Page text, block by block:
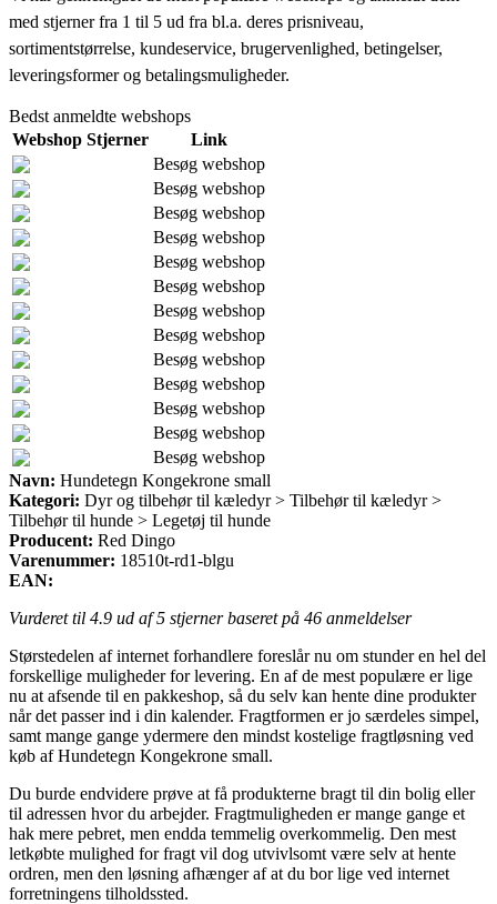
med stjerner fra 1 til 5 ud fra bl.a. deres prisniveau,
sortimentstørrelse, kundeservice, brugervenlighed, betingelser,
leveringsformer og betalingsmuligheder.
Bedst anmeldte webshops
Webshop Stjerner
Link
Besøg webshop
Besøg webshop
Besøg webshop
Besøg webshop
Besøg webshop
Besøg webshop
Besøg webshop
Besøg webshop
Besøg webshop
Besøg webshop
Besøg webshop
Besøg webshop
Besøg webshop
Navn: Hundetegn Kongekrone small
Kategori: Dyr og tilbehør til kæledyr > Tilbehør til kæledyr >
Tilbehør til hunde > Legetøj til hunde
Producent: Red Dingo
Varenummer: 18510t-rd1-blgu
EAN:
Vurderet til 4.9 ud af 5 stjerner baseret på 46 anmeldelser
Størstedelen af internet forhandlere foreslår nu om stunder en hel del
forskellige muligheder for levering. En af de mest populære er lige
nu at afsende til en pakkeshop, så du selv kan hente dine produkter
når det passer ind i din kalender. Fragtformen er jo særdeles simpel,
samt mange gange ydermere den mindst kostelige fragtløsning ved
køb af Hundetegn Kongekrone small.
Du burde endvidere prøve at få produkterne bragt til din bolig eller
til adressen hvor du arbejder. Fragtmuligheden er mange gange et
hak mere pebret, men endda temmelig overkommelig. Den mest
letkøbte mulighed for fragt vil dog utvivlsomt være selv at hente
ordren, men den løsning afhænger af at du bor lige ved internet
forretningens tilholdssted.